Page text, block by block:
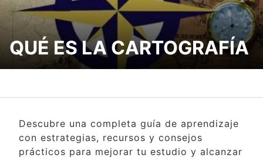
QUÉ ES LA CARTOGRAFÍA
Descubre una completa guía de aprendizaje
con estrategias, recursos y consejos
prácticos para mejorar tu estudio y alcanzar